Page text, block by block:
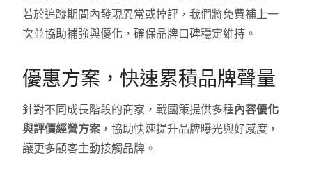
若於追蹤期間內發現異常或掉評，我們將免費補上一
次並協助補強與優化，確保品牌口碑穩定維持。
優惠方案，快速累積品牌聲量
針對不同成長階段的商家，戰國策提供多種內容優化
與評價經營方案 ，協助快速提升品牌曝光與好感度，
讓更多顧客主動接觸品牌。